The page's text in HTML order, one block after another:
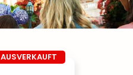
AUSVERKAUFT